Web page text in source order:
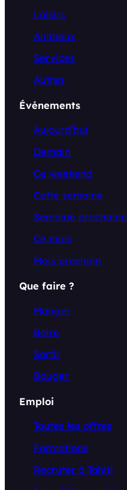
Loisirs
Animaux
Services
Autres
Événements
Aujourd’hui
Demain
Ce weekend
Cette semaine
Semaine prochaine
Ce mois
Mois prochain
Que faire ?
Manger
Boire
Sortir
Bouger
Emploi
Toutes les offres
Formations
Recruter à Tahiti